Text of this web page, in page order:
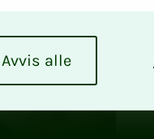
Avvis alle